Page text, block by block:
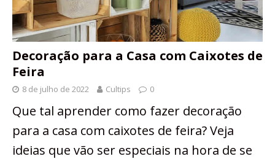
Decoração para a Casa com Caixotes de
Feira
8 de julho de 2022 Cultips 0
Que tal aprender como fazer decoração
para a casa com caixotes de feira? Veja
ideias que vão ser especiais na hora de se